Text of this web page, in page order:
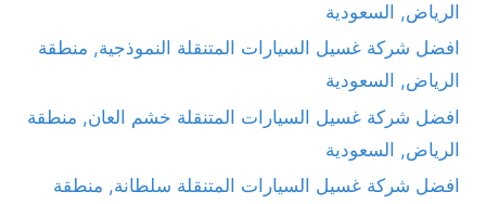
الرياض, السعودية
افضل شركة غسيل السيارات المتنقلة النموذجية, منطقة
الرياض, السعودية
افضل شركة غسيل السيارات المتنقلة خشم العان, منطقة
الرياض, السعودية
افضل شركة غسيل السيارات المتنقلة سلطانة, منطقة